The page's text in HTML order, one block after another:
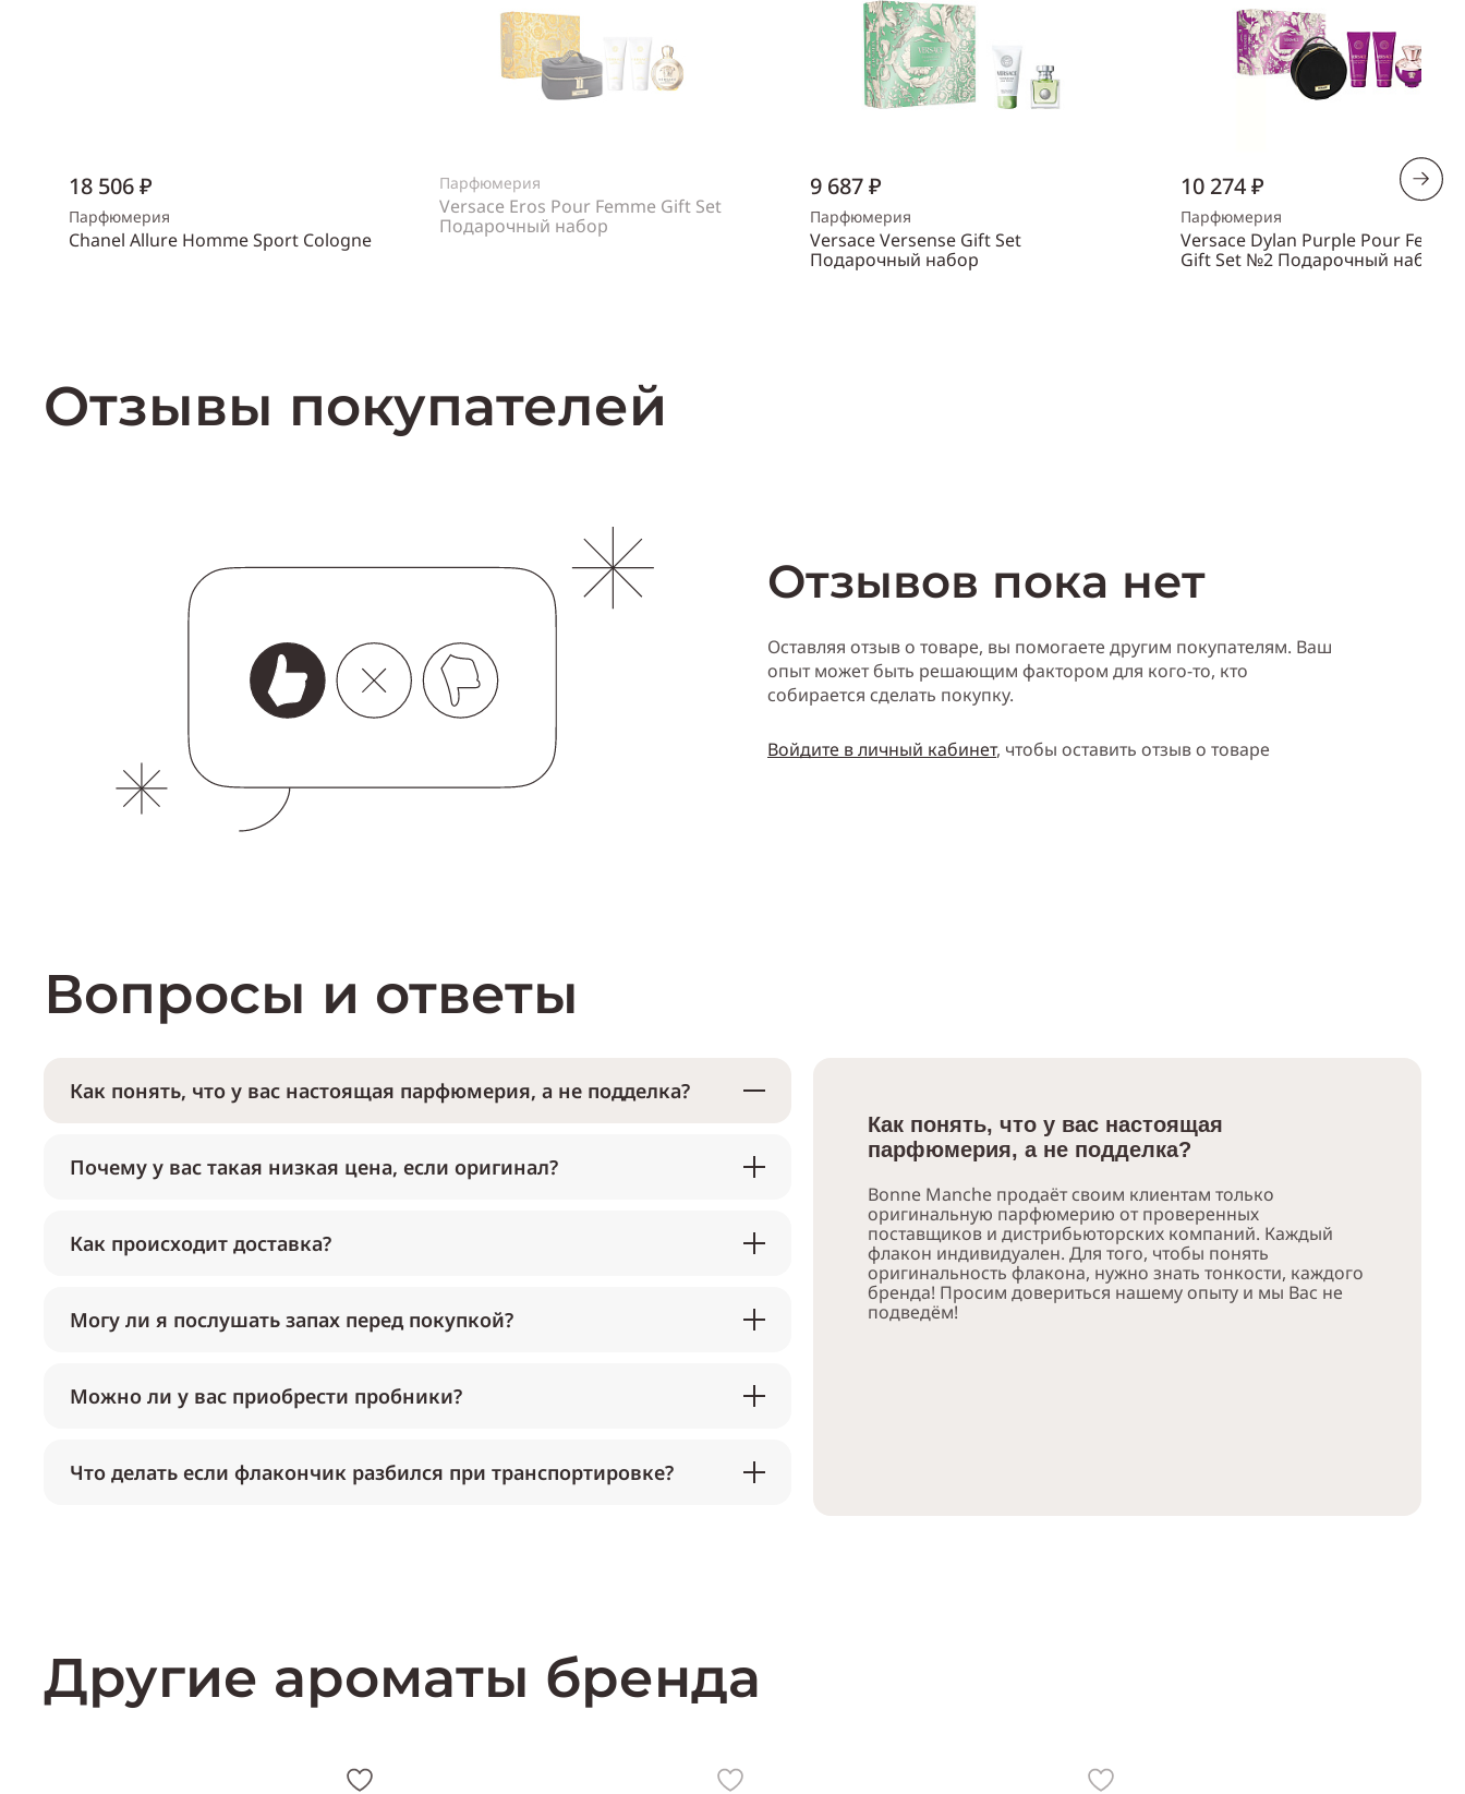
18 506 ₽
Парфюмерия
Chanel Allure Homme Sport Cologne
Парфюмерия
Versace Eros Pour Femme Gift Set
Подарочный набор
9 687 ₽
Парфюмерия
Versace Versense Gift Set
Подарочный набор
10 274 ₽
Парфюмерия
Versace Dylan Purple Pour Femme
Gift Set №2 Подарочный набор
Отзывы покупателей
Отзывов пока нет
Оставляя отзыв о товаре, вы помогаете другим покупателям. Ваш
опыт может быть решающим фактором для кого-то, кто
собирается сделать покупку.
Войдите в личный кабинет, чтобы оставить отзыв о товаре
Вопросы и ответы
Как понять, что у вас настоящая парфюмерия, а не подделка?
Почему у вас такая низкая цена, если оригинал?
Как происходит доставка?
Могу ли я послушать запах перед покупкой?
Можно ли у вас приобрести пробники?
Что делать если флакончик разбился при транспортировке?
Как понять, что у вас настоящая
парфюмерия, а не подделка?
Bonne Manche продаёт своим клиентам только
оригинальную парфюмерию от проверенных
поставщиков и дистрибьюторских компаний. Каждый
флакон индивидуален. Для того, чтобы понять
оригинальность флакона, нужно знать тонкости, каждого
бренда! Просим довериться нашему опыту и мы Вас не
подведём!
Другие ароматы бренда